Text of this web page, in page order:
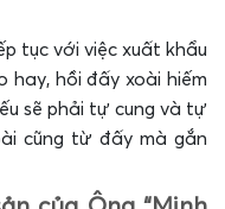
tục với việc xuất khẩu
hay, hồi đấy xoài hiếm
sẽ phải tự cung và tự
cũng từ đấy mà gắn